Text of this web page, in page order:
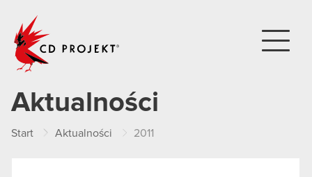
Aktualności
Start Aktualności 2011